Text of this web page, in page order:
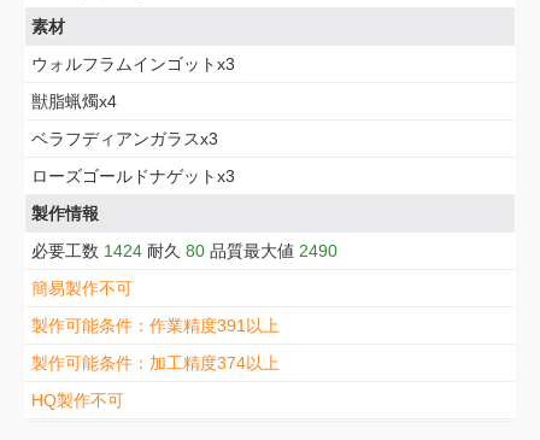
素材
ウォルフラムインゴットx3
獣脂蝋燭x4
ベラフディアンガラスx3
ローズゴールドナゲットx3
製作情報
必要工数 1424 耐久 80 品質最大値 2490
簡易製作不可
製作可能条件：作業精度391以上
製作可能条件：加工精度374以上
HQ製作不可